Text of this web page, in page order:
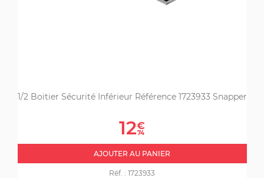
1/2 Boitier Sécurité Inférieur Référence 1723933 Snapper
Prix
12€
74
AJOUTER AU PANIER
Réf. : 1723933